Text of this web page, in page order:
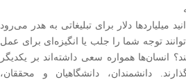
میلیاردها دلار برای تبلیغاتی به هدر می‌رود
توجه شما را جلب یا انگیزه‌ای برای عمل
انسان‌ها همواره سعی داشته‌اند بر یکدیگر
دانشمندان، دانشگاهیان و محققان،